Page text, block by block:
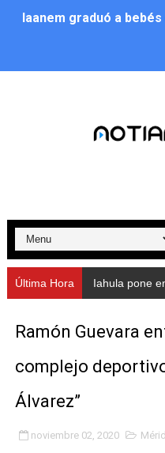
Iaanem graduó a
Alcalde Nelson
Nevado Gas optimiza
Balance semestral
Plan Vacacional
Alcaldía del Municipio
Fundacite Mérida
INN-Mérida celebró el
Impulsan plan
Última Hora Iahula pone en
Ramón Guevara
complejo
Álvarez”
noviembre 02, 2020